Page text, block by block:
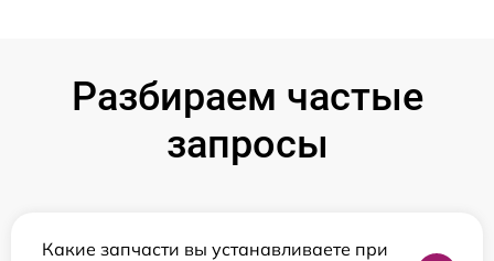
Разбираем частые
запросы
Какие запчасти вы устанавливаете при